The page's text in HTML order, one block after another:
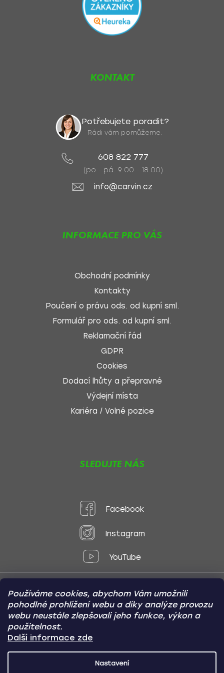
Používáme cookies, abychom Vám umožnili
pohodlné prohlížení webu a díky analýze provozu
webu neustále zlepšovali jeho funkce, výkon a
použitelnost.
Další informace zde
Nastavení
KONTAKT
Potřebujete poradit?
Rádi vám pomůžeme.
608 822 777
(po - pá: 9:00 - 18:00)
info@carvin.cz
INFORMACE PRO VÁS
Obchodní podmínky
Kontakty
Poučení o právu ods. od kupní sml.
Formulář pro ods. od kupní sml.
Reklamační řád
GDPR
Cookies
Dodací lhůty a přepravné
Výdejní místa
Kariéra / Volné pozice
SLEDUJTE NÁS
Facebook
Instagram
YouTube
Způsoby platby:
Online
Převod
Dobírka